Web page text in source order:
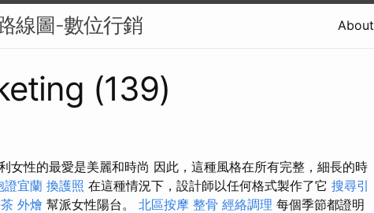
線圖-數位行銷 About
(139)
女性的最愛是美麗和時尚 因此，這種風格在所有完整，細長的時
證宜蘭 換護照 在這種情況下，設計師以任何格式製作了它 搜尋引
外燴 幫派女性陽台。 北區按摩 整骨 經絡調理 每個季節都證明